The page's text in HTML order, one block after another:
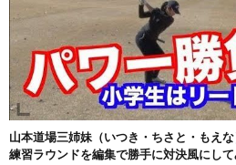
山本道場三姉妹（いつき・ちさと・もえ
練習ラウンドを編集で勝手に対決風にし